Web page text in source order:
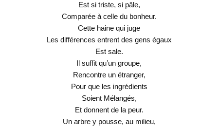
Est si triste, si pâle,
Comparée à celle du bonheur.
Cette haine qui juge
Les différences entrent des gens égaux
Est sale.
Il suffit qu’un groupe,
Rencontre un étranger,
Pour que les ingrédients
Soient Mélangés,
Et donnent de la peur.
Un arbre y pousse, au milieu,